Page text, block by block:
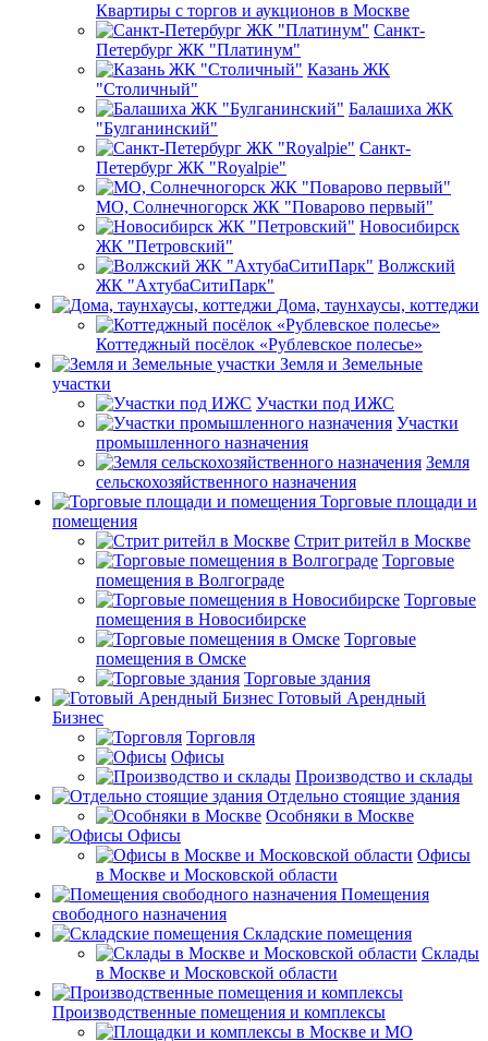
Квартиры с торгов и аукционов в Москве
Санкт-
Петербург ЖК "Платинум"
Казань ЖК
"Столичный"
Балашиха ЖК
"Булганинский"
Санкт-
Петербург ЖК "Royalpie"
МО, Солнечногорск ЖК "Поварово первый"
Новосибирск
ЖК "Петровский"
Волжский
ЖК "АхтубаСитиПарк"
Дома, таунхаусы, коттеджи
Коттеджный посёлок «Рублевское полесье»
Земля и Земельные
участки
Участки под ИЖС
Участки
промышленного назначения
Земля
сельскохозяйственного назначения
Торговые площади и
помещения
Стрит ритейл в Москве
Торговые
помещения в Волгограде
Торговые
помещения в Новосибирске
Торговые
помещения в Омске
Торговые здания
Готовый Арендный
Бизнес
Торговля
Офисы
Производство и склады
Отдельно стоящие здания
Особняки в Москве
Офисы
Офисы
в Москве и Московской области
Помещения
свободного назначения
Складские помещения
Склады
в Москве и Московской области
Производственные помещения и комплексы